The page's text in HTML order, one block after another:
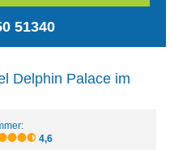
51340
Delphin Palace im
4,6